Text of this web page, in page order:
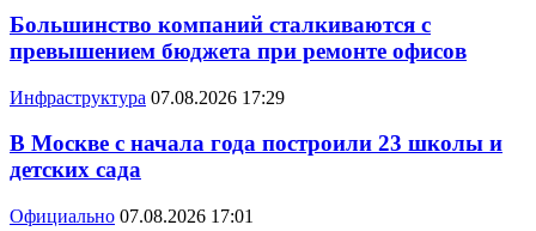
Большинство компаний сталкиваются с
превышением бюджета при ремонте офисов
Инфраструктура 07.08.2026 17:29
В Москве с начала года построили 23 школы и
детских сада
Официально 07.08.2026 17:01